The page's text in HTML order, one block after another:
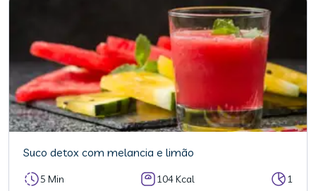
Suco detox com melancia e limão
5 Min 104 Kcal 1